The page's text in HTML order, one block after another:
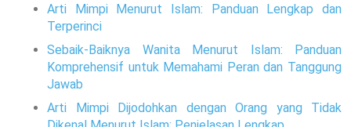
Arti Mimpi Menurut Islam: Panduan Lengkap dan
Terperinci
Sebaik-Baiknya Wanita Menurut Islam: Panduan
Komprehensif untuk Memahami Peran dan Tanggung
Jawab
Arti Mimpi Dijodohkan dengan Orang yang Tidak